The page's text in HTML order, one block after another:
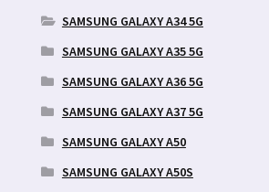
SAMSUNG GALAXY A34 5G
SAMSUNG GALAXY A35 5G
SAMSUNG GALAXY A36 5G
SAMSUNG GALAXY A37 5G
SAMSUNG GALAXY A50
SAMSUNG GALAXY A50S